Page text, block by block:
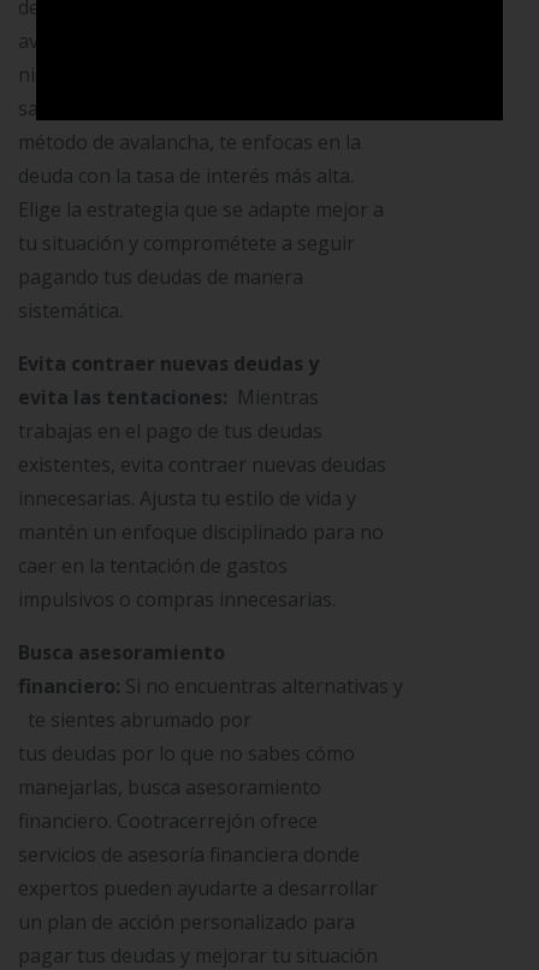
de bola de nieve y el método de
avalancha. Con el método de bola de
nieve, pagas primero la deuda con el
saldo más bajo, mientras que, con el
método de avalancha, te enfocas en la
deuda con la tasa de interés más alta.
Elige la estrategia que se adapte mejor a
tu situación y comprométete a seguir
pagando tus deudas de manera
sistemática.
Evita contraer nuevas deudas y
evita las tentaciones: Mientras
trabajas en el pago de tus deudas
existentes, evita contraer nuevas deudas
innecesarias. Ajusta tu estilo de vida y
mantén un enfoque disciplinado para no
caer en la tentación de gastos
impulsivos o compras innecesarias.
Busca asesoramiento
financiero: Si no encuentras alternativas y
te sientes abrumado por
tus deudas por lo que no sabes cómo
manejarlas, busca asesoramiento
financiero. Cootracerrejón ofrece
servicios de asesoría financiera donde
expertos pueden ayudarte a desarrollar
un plan de acción personalizado para
pagar tus deudas y mejorar tu situación